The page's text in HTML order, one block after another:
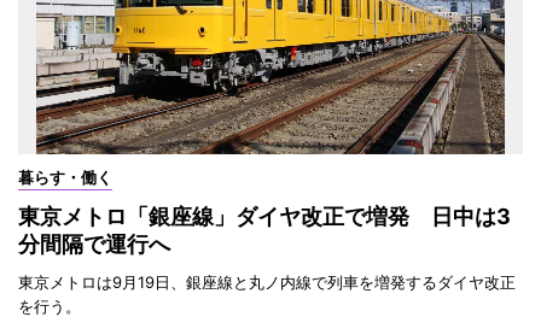
暮らす・働く
東京メトロ「銀座線」ダイヤ改正で増発 日中は3
分間隔で運行へ
東京メトロは9月19日、銀座線と丸ノ内線で列車を増発するダイヤ改正
を行う。